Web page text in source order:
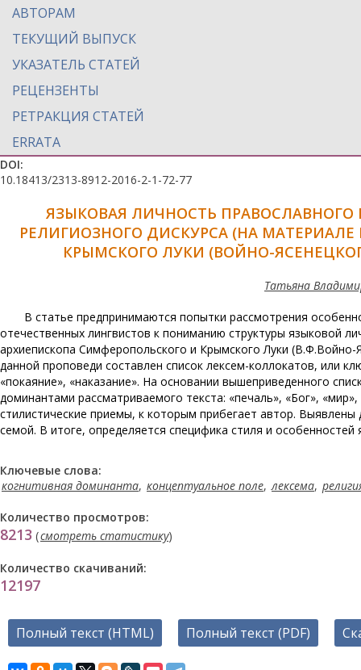
АВТОРАМ
ТЕКУЩИЙ ВЫПУСК
УКАЗАТЕЛЬ СТАТЕЙ
РЕЦЕНЗЕНТЫ
РЕТРАКЦИЯ СТАТЕЙ
ERRATA
DOI:
10.18413/2313-8912-2016-2-1-72-77
ЯЗЫКОВАЯ ЛИЧНОСТЬ
РЕЛИГИОЗНОГО ДИСКУРСА (НА
КРЫМСКОГО ЛУКИ (ВОЙНО-
Татьяна
В статье предпринимаются попытки рассмотрения
отечественных лингвистов к пониманию структуры языковой
архиепископа Симферопольского и Крымского Луки
данной проповеди составлен список лексем-коллокатов, или
«покаяние», «наказание». На основании вышеприведенного
доминантами рассматриваемого текста: «печаль», «Бог»,
стилистические приемы, к которым прибегает автор.
семой. В итоге, определяется специфика стиля и
Ключевые слова:
когнитивная доминанта, концептуальное поле, лексема,
Количество просмотров:
8213 (смотреть статистику)
Количество скачиваний:
12197
Полный текст (HTML) Полный текст (PDF)